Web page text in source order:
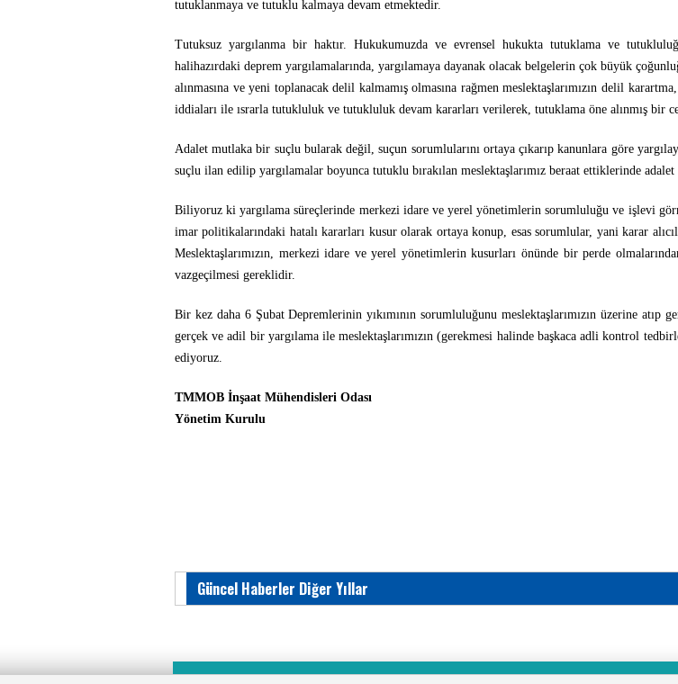
tutuklanmaya ve tutuklu kalmaya devam etmektedir.
Tutuksuz yargılanma bir haktır. Hukukumuzda ve evrensel hukukta tutuklama ve
halihazırdaki deprem yargılamalarında, yargılamaya dayanak olacak belgelerin çok büyük
alınmasına ve yeni toplanacak delil kalmamış olmasına rağmen meslektaşlarımızın delil
iddiaları ile ısrarla tutukluluk ve tutukluluk devam kararları verilerek, tutuklama öne alınmış bir
Adalet mutlaka bir suçlu bularak değil, suçun sorumlularını ortaya çıkarıp kanunlara göre
suçlu ilan edilip yargılamalar boyunca tutuklu bırakılan meslektaşlarımız beraat ettiklerinde
Biliyoruz ki yargılama süreçlerinde merkezi idare ve yerel yönetimlerin sorumluluğu ve işlevi
imar politikalarındaki hatalı kararları kusur olarak ortaya konup, esas sorumlular, yani karar
Meslektaşlarımızın, merkezi idare ve yerel yönetimlerin kusurları önünde bir perde
vazgeçilmesi gereklidir.
Bir kez daha 6 Şubat Depremlerinin yıkımının sorumluluğunu meslektaşlarımızın üzerine atıp
gerçek ve adil bir yargılama ile meslektaşlarımızın (gerekmesi halinde başkaca adli kontrol
ediyoruz.
TMMOB İnşaat Mühendisleri Odası
Yönetim Kurulu
Güncel Haberler Diğer Yıllar